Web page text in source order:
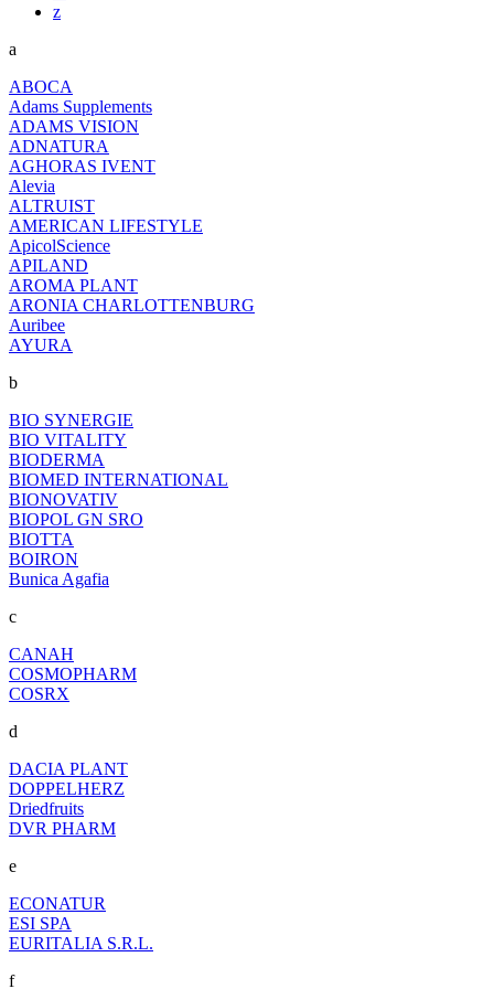
z
a
ABOCA
Adams Supplements
ADAMS VISION
ADNATURA
AGHORAS IVENT
Alevia
ALTRUIST
AMERICAN LIFESTYLE
ApicolScience
APILAND
AROMA PLANT
ARONIA CHARLOTTENBURG
Auribee
AYURA
b
BIO SYNERGIE
BIO VITALITY
BIODERMA
BIOMED INTERNATIONAL
BIONOVATIV
BIOPOL GN SRO
BIOTTA
BOIRON
Bunica Agafia
c
CANAH
COSMOPHARM
COSRX
d
DACIA PLANT
DOPPELHERZ
Driedfruits
DVR PHARM
e
ECONATUR
ESI SPA
EURITALIA S.R.L.
f